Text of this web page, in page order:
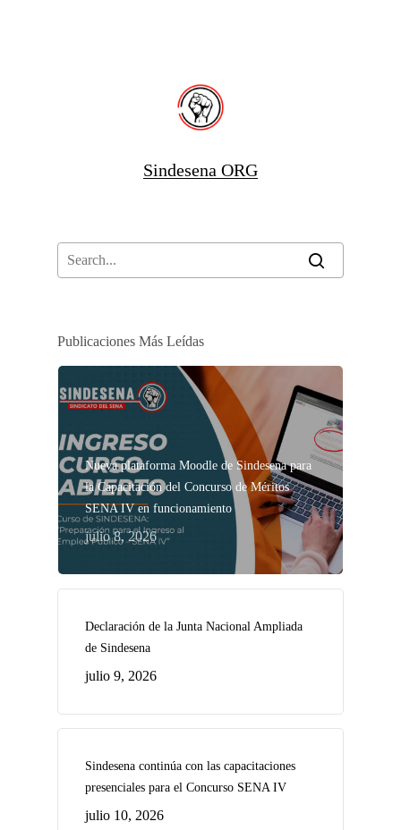
Sindesena ORG
Publicaciones Más Leídas
Nueva plataforma Moodle de Sindesena para
la Capacitación del Concurso de Méritos
SENA IV en funcionamiento
julio 8, 2026
Declaración de la Junta Nacional Ampliada
de Sindesena
julio 9, 2026
Sindesena continúa con las capacitaciones
presenciales para el Concurso SENA IV
julio 10, 2026